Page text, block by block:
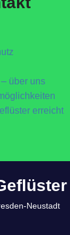
über uns
erreicht
Neustadt